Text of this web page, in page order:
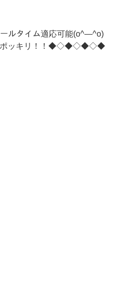
ルタイム適応可能(o^―^o)
ポッキリ！！◆◇◆◇◆◇◆